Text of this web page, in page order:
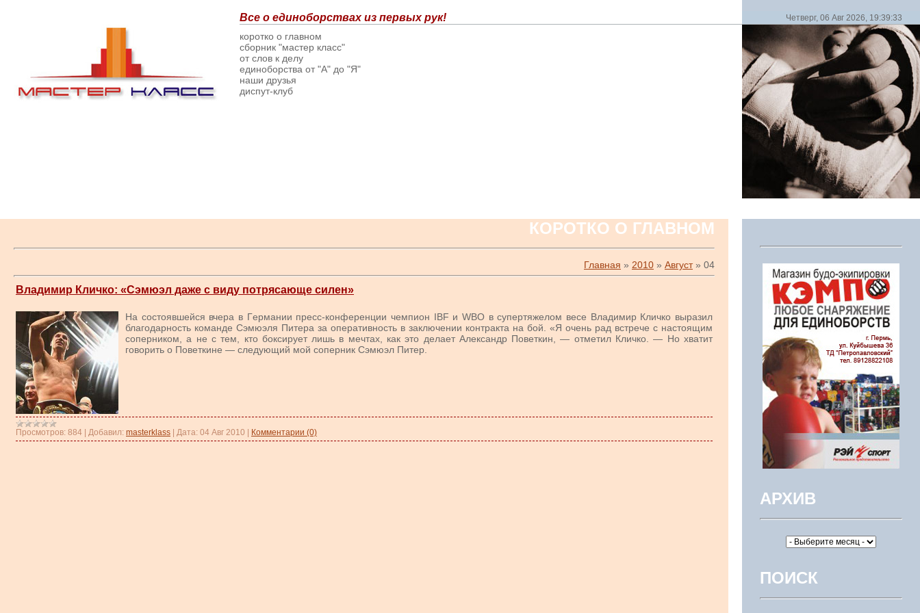
Все о единоборствах из первых рук! Четверг, 06 Авг 2026, 19:39:33
коротко о главном
сборник "мастер класс"
от слов к делу
единоборства от "А" до "Я"
наши друзья
диспут-клуб
КОРОТКО О ГЛАВНОМ
Главная » 2010 » Август » 04
Владимир Кличко: «Сэмюэл даже с виду потрясающе силен»
На состоявшейся вчера в Гeрмании пресс-конференции чемпион IBF и WBO в супертяжелом весе Владимир Кличко выразил
благодарнoсть команде Сэмюэля Питера за оперативность в заключении контракта на бой. «Я очень рад встрече с настоящим
соперником, а не с тем, кто боксирует лишь в мечтах, как это делает Александр Поветкин, — отметил Кличко. — Но хватит
говорить о Поветкине — следующий мой соперник Сэмюэл Питер.
Просмотров: 884 Добавил: masterklass Дата: 04 Авг 2010 Комментарии (0)
АРХИВ
ПОИСК